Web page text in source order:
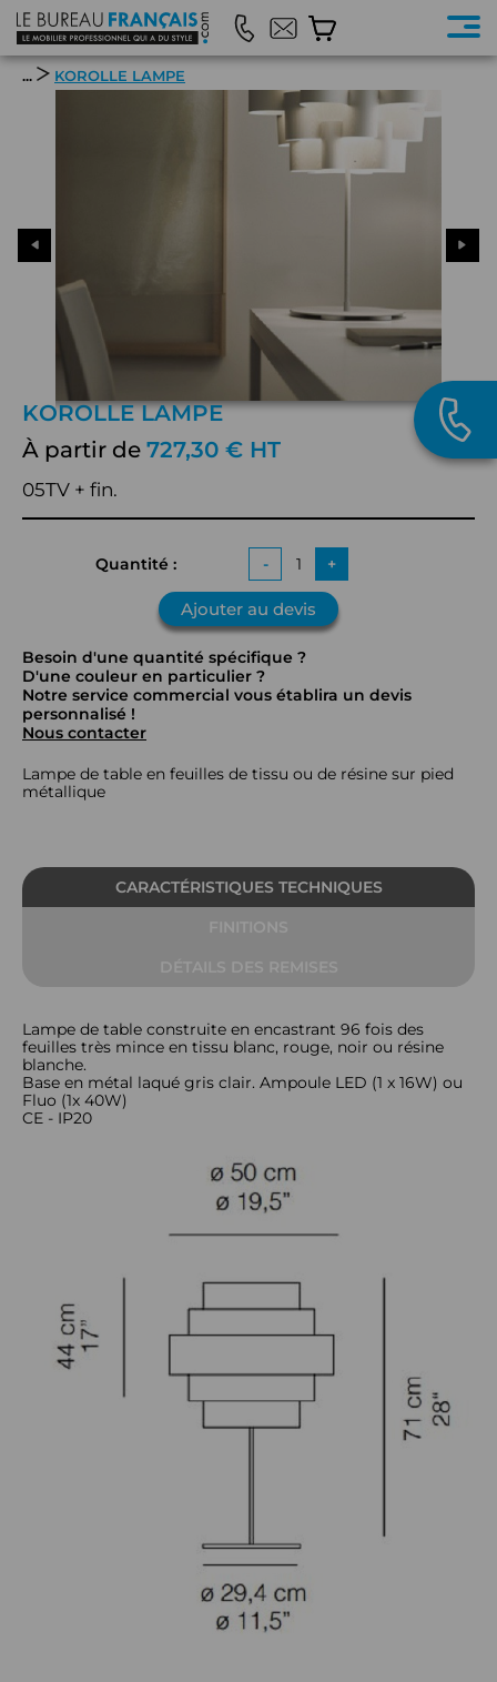
... KOROLLE LAMPE
KOROLLE LAMPE
À partir de 727,30 € HT
05TV + fin.
Quantité : - +
Ajouter au devis
Besoin d'une quantité spécifique ?
D'une couleur en particulier ?
Notre service commercial vous établira un devis
personnalisé !
Nous contacter
Lampe de table en feuilles de tissu ou de résine sur pied
métallique
CARACTÉRISTIQUES TECHNIQUES
Lampe de table construite en encastrant 96 fois des
feuilles très mince en tissu blanc, rouge, noir ou résine
blanche.
Base en métal laqué gris clair. Ampoule LED (1 x 16W) ou
Fluo (1x 40W)
CE - IP20